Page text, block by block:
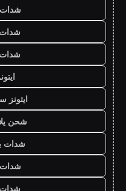
شدات
شدات
شدات
شحن
شدات
شدات
شدات